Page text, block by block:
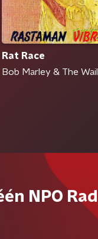
Rat Race
Bob Marley & The
NPO